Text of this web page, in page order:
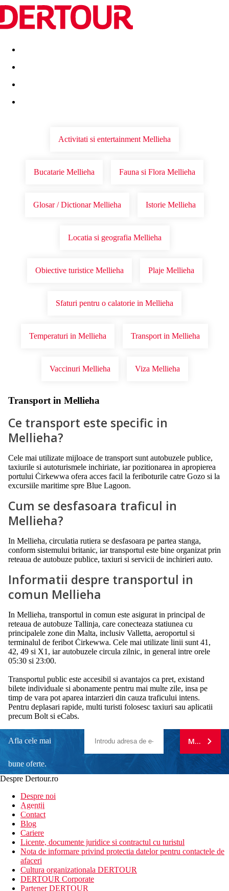
Destinatii Vacanta perfecta OFERTE DE NERATAT
Activitati si entertainment Mellieha
Bucatarie Mellieha Fauna si Flora Mellieha
Glosar / Dictionar Mellieha Istorie Mellieha
Locatia si geografia Mellieha
Obiective turistice Mellieha Plaje Mellieha
Sfaturi pentru o calatorie in Mellieha
Temperaturi in Mellieha Transport in Mellieha
Vaccinuri Mellieha Viza Mellieha
Transport in Mellieha
Ce transport este specific in
Mellieha?
Cele mai utilizate mijloace de transport sunt autobuzele publice,
taxiurile si autoturismele inchiriate, iar pozitionarea in apropierea
portului Ċirkewwa ofera acces facil la feriboturile catre Gozo si la
excursiile maritime spre Blue Lagoon.
Cum se desfasoara traficul in
Mellieha?
In Mellieha, circulatia rutiera se desfasoara pe partea stanga,
conform sistemului britanic, iar transportul este bine organizat prin
reteaua de autobuze publice, taxiuri si servicii de inchirieri auto.
Informatii despre transportul in
comun Mellieha
In Mellieha, transportul in comun este asigurat in principal de
reteaua de autobuze Tallinja, care conecteaza statiunea cu
principalele zone din Malta, inclusiv Valletta, aeroportul si
terminalul de feribot Ċirkewwa. Cele mai utilizate linii sunt 41,
42, 49 si X1, iar autobuzele circula zilnic, in general intre orele
05:30 si 23:00.
Transportul public este accesibil si avantajos ca pret, existand
bilete individuale si abonamente pentru mai multe zile, insa pe
timp de vara pot aparea intarzieri din cauza traficului intens.
Pentru deplasari rapide, multi turisti folosesc taxiuri sau aplicatii
precum Bolt si eCabs.
Afla cele mai
bune oferte.
newsletter!
MA
Despre Dertour.ro
Despre noi
Agentii
Contact
Blog
Cariere
Licente, documente juridice si contractul cu turistul
Nota de informare privind protectia datelor pentru contactele de
afaceri
Cultura organizationala DERTOUR
DERTOUR Corporate
Partener DERTOUR